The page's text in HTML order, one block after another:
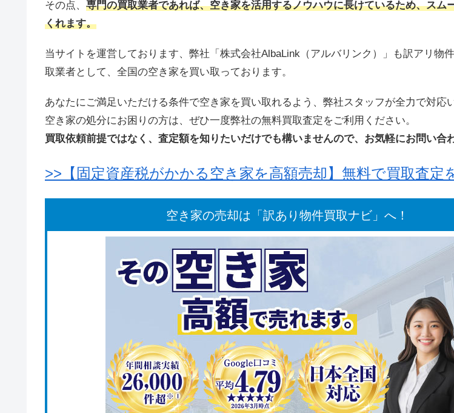
その点、 専門の買取業者であれば、空き家を活用するノウハウに長けているため、スム
くれます。
当サイトを運営しております、弊社「株式会社AlbaLink（アルバリンク）」も訳アリ物
取業者として、全国の空き家を買い取っております。
あなたにご満足いただける条件で空き家を買い取れるよう、弊社スタッフが全力で対応
空き家の処分にお困りの方は、ぜひ一度弊社の無料買取査定をご利用ください。
買取依頼前提ではなく、査定額を知りたいだけでも構いませんので、お気軽にお問い合
>>【固定資産税がかかる空き家を高額売却】無料で買取査定
空き家の売却は「訳あり物件買取ナビ」へ！